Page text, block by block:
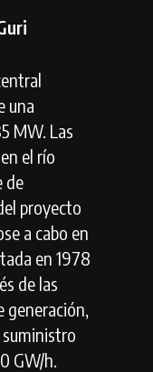
una
MW. Las
el río
de
proyecto
a cabo en
en 1978
de las
generación,
suministro
GW/h.